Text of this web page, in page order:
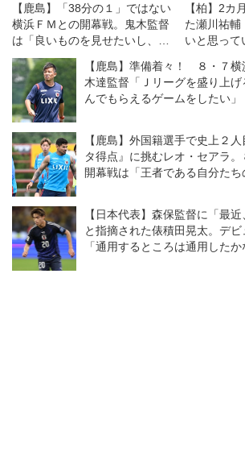
【鹿島】「38分の１」ではない
横浜ＦＭとの開幕戦。鬼木監督
は「良いものを見せたいし、決
勝戦のつもりで戦う」
【柏】2カ
た瀬川祐輔
いと思って
【鹿島】準備着々！ ８・７
木達監督「Ｊリーグを盛り上
んでもらえるゲームをしたい」
【鹿島】外国籍選手で史上２
タ得点』に挑むレオ・セアラ
開幕戦は「王者である自分た
【日本代表】森保監督に「最近
と指摘された俵積田晃太。デ
「通用するところは通用したか